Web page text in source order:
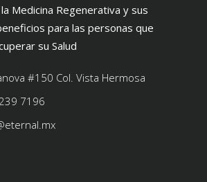
Medicina Regenerativa y sus
para las personas que
su Salud
#150 Col. Vista Hermosa
7196